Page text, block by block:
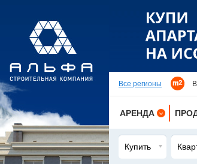
Все регионы
АРЕНДА
КВАРТИРЫ
Купить